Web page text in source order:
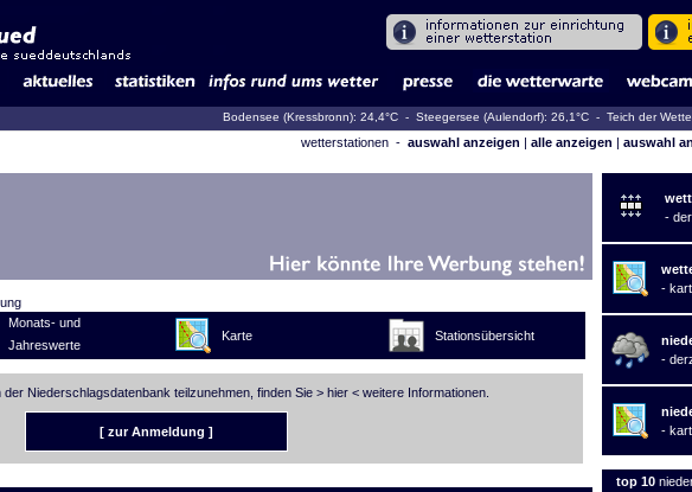
Bodensee (Kressbronn): 24,4°C - Steegersee (Aulendorf): 26,1°C - Teich der
wetterstationen - auswahl anzeigen | alle anzeigen | auswahl
Monats- und
Jahreswerte
Karte Stationsübersicht
Niederschlagsdatenbank teilzunehmen, finden Sie > hier< weitere Informationen.
[ zur Anmeldung ]
-
-
-
-
top 10